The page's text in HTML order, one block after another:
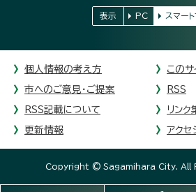
表示 PC スマート
個人情報の考え方 このサ
市へのご意見・ご提案 RSS
RSS記載について リンク
更新情報 アクセ
Copyright © Sagamihara City. All